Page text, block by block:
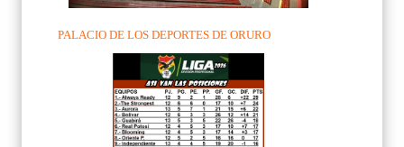
PALACIO DE LOS DEPORTES DE ORURO